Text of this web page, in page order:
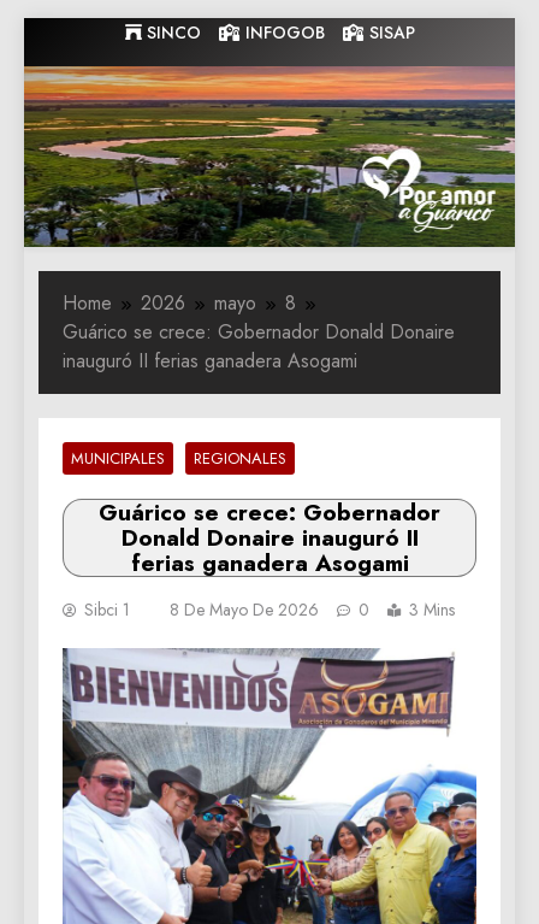
to
content
SINCO INFOGOB SISAP
Gobernacion
de Guarico
Gobernacion de Guarico
Home 2026 mayo
8
Guárico se crece: Gobernador Donald Donaire
inauguró II ferias ganadera Asogami
MUNICIPALES REGIONALES
Guárico se crece: Gobernador
Donald Donaire inauguró II
ferias ganadera Asogami
Sibci 1 8 De Mayo De 2026 0 3 Mins